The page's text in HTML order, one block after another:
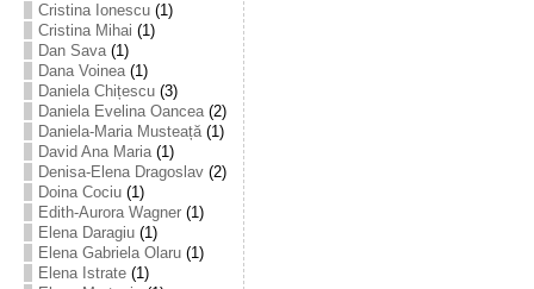
Cristina Ionescu(1)
Cristina Mihai (1)
Dan Sava(1)
Dana Voinea(1)
Daniela Chițescu(3)
Daniela Evelina Oancea(2)
Daniela-Maria Musteață(1)
David Ana Maria(1)
Denisa-Elena Dragoslav(2)
Doina Cociu(1)
Edith-Aurora Wagner(1)
Elena Daragiu(1)
Elena Gabriela Olaru(1)
Elena Istrate(1)